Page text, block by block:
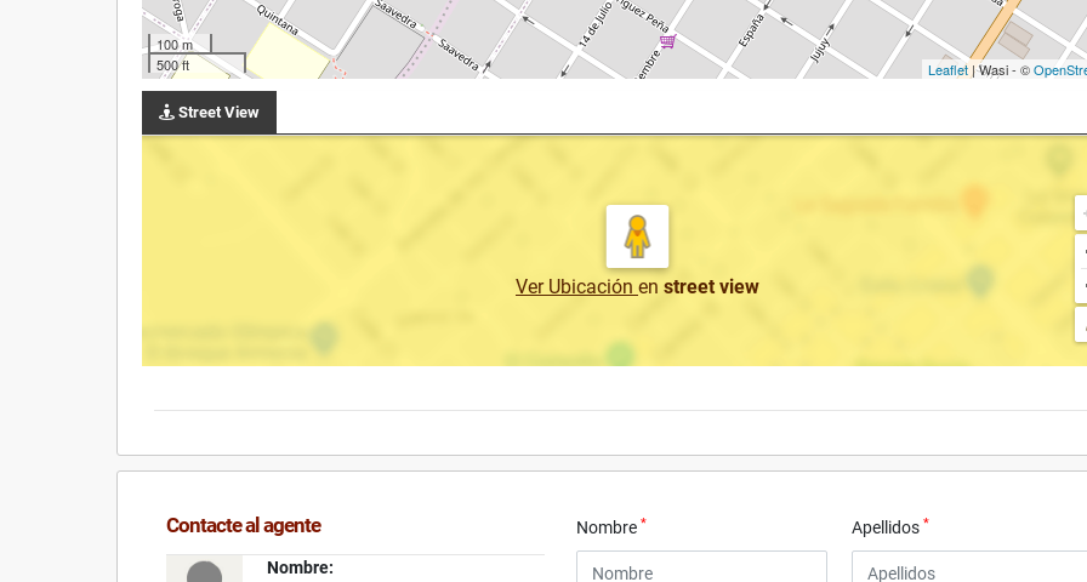
100 m
500 ft
Leaflet | Wasi - ©
Street View
Ver Ubicación en street view
Contacte al agente
Nombre:
Nombre* Apellidos *